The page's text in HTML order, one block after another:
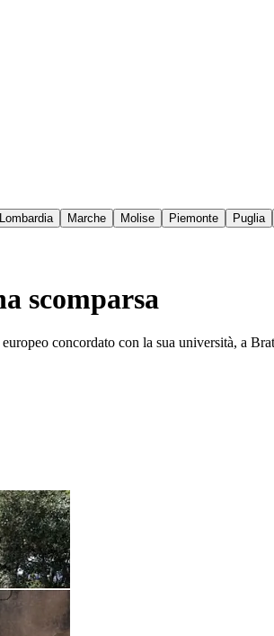
Lombardia Marche Molise Piemonte Puglia
scomparsa
concordato con la sua università, a